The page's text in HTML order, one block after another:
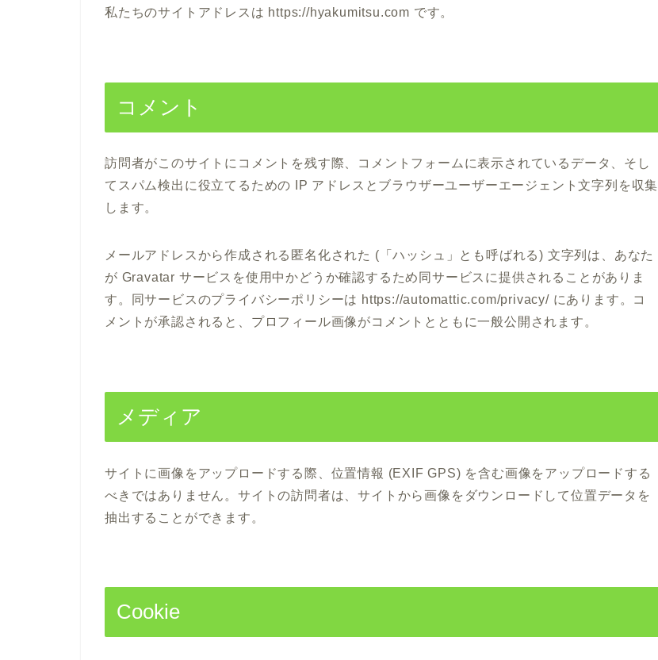
私たちのサイトアドレスは https://hyakumitsu.com です。
コメント
訪問者がこのサイトにコメントを残す際、コメントフォームに表示されているデータ、そし
てスパム検出に役立てるための IP アドレスとブラウザーユーザーエージェント文字列を収集
します。
メールアドレスから作成される匿名化された (「ハッシュ」とも呼ばれる) 文字列は、あなた
が Gravatar サービスを使用中かどうか確認するため同サービスに提供されることがありま
す。同サービスのプライバシーポリシーは https://automattic.com/privacy/ にあります。コ
メントが承認されると、プロフィール画像がコメントとともに一般公開されます。
メディア
サイトに画像をアップロードする際、位置情報 (EXIF GPS) を含む画像をアップロードする
べきではありません。サイトの訪問者は、サイトから画像をダウンロードして位置データを
抽出することができます。
Cookie